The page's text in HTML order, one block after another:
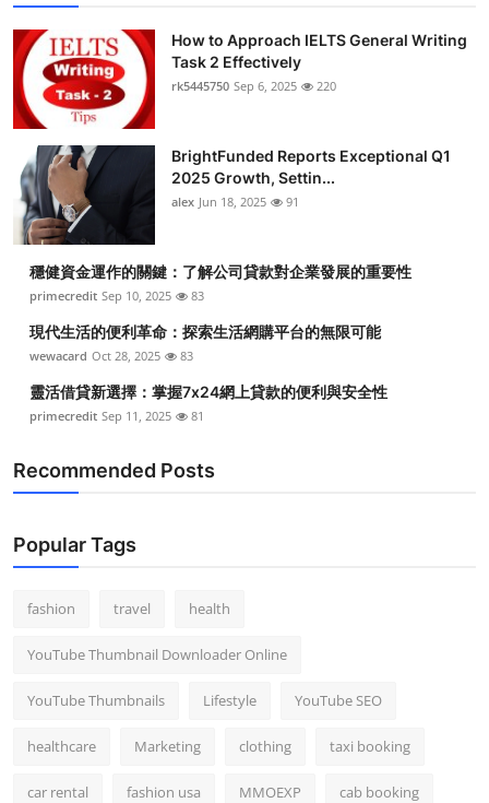
How to Approach IELTS General Writing
Task 2 Effectively
rk5445750 Sep 6, 2025 220
BrightFunded Reports Exceptional Q1
2025 Growth, Settin...
alex Jun 18, 2025 91
穩健資金運作的關鍵：了解公司貸款對企業發展的重要性
primecredit Sep 10, 2025 83
現代生活的便利革命：探索生活網購平台的無限可能
wewacard Oct 28, 2025 83
靈活借貸新選擇：掌握7x24網上貸款的便利與安全性
primecredit Sep 11, 2025 81
Recommended Posts
Popular Tags
fashion travel health
YouTube Thumbnail Downloader Online
YouTube Thumbnails Lifestyle YouTube SEO
healthcare Marketing clothing taxi booking
car rental fashion usa MMOEXP cab booking